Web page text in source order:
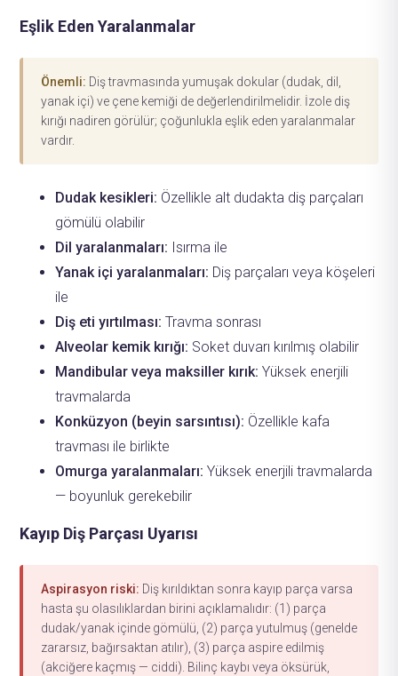
Eşlik Eden Yaralanmalar
Önemli: Diş travmasında yumuşak dokular (dudak, dil,
yanak içi) ve çene kemiği de değerlendirilmelidir. İzole diş
kırığı nadiren görülür; çoğunlukla eşlik eden yaralanmalar
vardır.
Dudak kesikleri: Özellikle alt dudakta diş parçaları
gömülü olabilir
Dil yaralanmaları: Isırma ile
Yanak içi yaralanmaları: Diş parçaları veya köşeleri
ile
Diş eti yırtılması: Travma sonrası
Alveolar kemik kırığı: Soket duvarı kırılmış olabilir
Mandibular veya maksiller kırık: Yüksek enerjili
travmalarda
Konküzyon (beyin sarsıntısı): Özellikle kafa
travması ile birlikte
Omurga yaralanmaları: Yüksek enerjili travmalarda
— boyunluk gerekebilir
Kayıp Diş Parçası Uyarısı
Aspirasyon riski: Diş kırıldıktan sonra kayıp parça varsa
hasta şu olasılıklardan birini açıklamalıdır: (1) parça
dudak/yanak içinde gömülü, (2) parça yutulmuş (genelde
zararsız, bağırsaktan atılır), (3) parça aspire edilmiş
(akciğere kaçmış — ciddi). Bilinç kaybı veya öksürük,